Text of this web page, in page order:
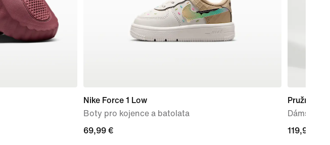
Nike Force 1 Low
Boty pro kojence a batolata
69,99 €
69,99 €
Pružná
Dámské
119,99 €
119,99 €